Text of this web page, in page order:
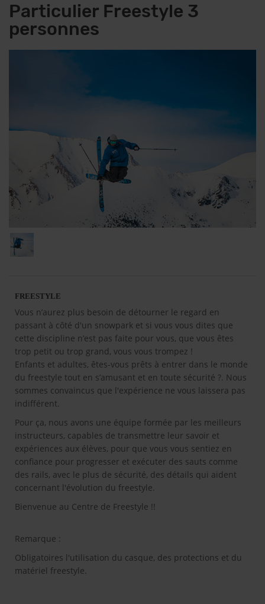
Particulier Freestyle 3
personnes
FREESTYLE
Vous n’aurez plus besoin de détourner le regard en
passant à côté d'un snowpark et si vous vous dites que
cette discipline n’est pas faite pour vous, que vous êtes
trop petit ou trop grand, vous vous trompez !
Enfants et adultes, êtes-vous prêts à entrer dans le monde
du freestyle tout en s’amusant et en toute sécurité ?. Nous
sommes convaincus que l'expérience ne vous laissera pas
indifférent.
Pour ça, nous avons une équipe formée par les meilleurs
instructeurs, capables de transmettre leur savoir et
expériences aux élèves, pour que vous vous sentiez en
confiance pour progresser et exécuter des sauts comme
des rails, avec le plus de sécurité, des détails qui aident
concernant l'évolution du freestyle.
Bienvenue au Centre de Freestyle !!
Remarque :
Obligatoires l'utilisation du casque, des protections et du
matériel freestyle.